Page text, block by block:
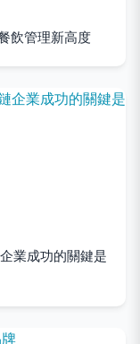
飲管理新高度
業成功的關鍵是